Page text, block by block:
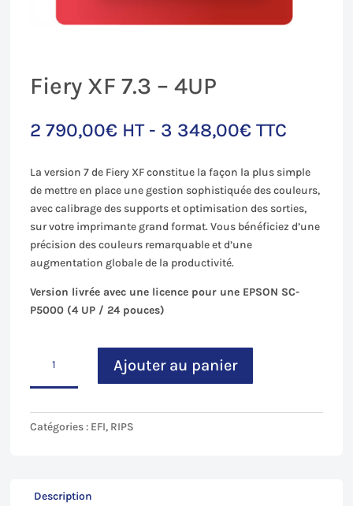
Fiery XF 7.3 – 4UP
2 790,00€ HT - 3 348,00€ TTC
La version 7 de Fiery XF constitue la façon la plus simple
de mettre en place une gestion sophistiquée des couleurs,
avec calibrage des supports et optimisation des sorties,
sur votre imprimante grand format. Vous bénéficiez d’une
précision des couleurs remarquable et d’une
augmentation globale de la productivité.
Version livrée avec une licence pour une EPSON SC-
P5000 (4 UP / 24 pouces)
Fiery
7.3
Ajouter au panier
Catégories : EFI, RIPS
Description